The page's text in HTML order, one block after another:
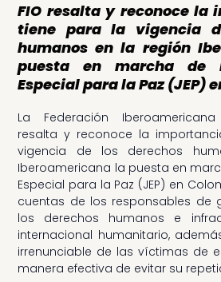
FIO resalta y reconoce la
tiene para la vigencia
humanos en la región
puesta en marcha de
Especial para la Paz (JEP)
La Federación
resalta y reconoce la
vigencia de los derechos
Iberoamericana la puesta en
Especial para la Paz (JEP) en
cuentas de los responsables de
los derechos humanos e
internacional humanitario,
irrenunciable de las víctimas de
manera efectiva de evitar su